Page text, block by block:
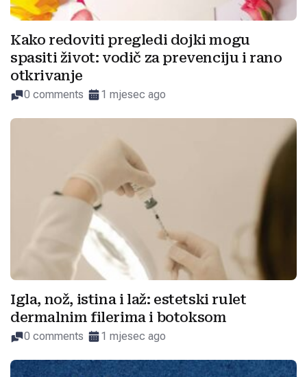
Kako redoviti pregledi dojki mogu
spasiti život: vodič za prevenciju i rano
otkrivanje
0 comments 1 mjesec ago
Igla, nož, istina i laž: estetski rulet
dermalnim filerima i botoksom
0 comments 1 mjesec ago